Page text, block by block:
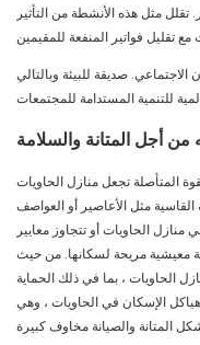
تقلل مثل هذه الأنشطة من التأثير
صديقة للبيئة وبالتالي
أجل المتانة والسلامة
المتأصلة تجعل منازل الحاويات
القاسية مثل الأعاصير أو العواصف
منازل الحاويات أو تتجاوز معايير
معيشية مريحة لسكانها. من حيث
الحاويات ، بما في ذلك الحماية
هياكل الإسكان في الحاويات ، وهي